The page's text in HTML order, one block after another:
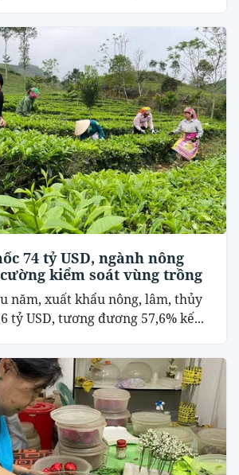
74 tỷ USD, ngành nông
kiểm soát vùng trồng
năm, xuất khẩu nông, lâm, thủy
tỷ USD, tương đương 57,6% kế...